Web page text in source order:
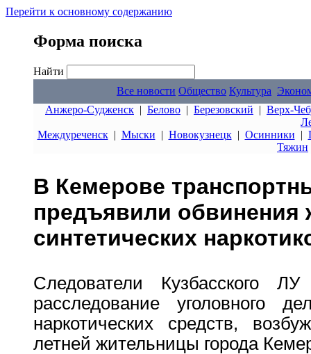
Перейти к основному содержанию
Форма поиска
Найти
Все новости Общество Культура
Анжеро-Судженск | Белово | Березовский | Верх-
Междуреченск| Мыски | Новокузнецк| Осинники |
Тяжин
В Кемерове
предъявили обвинения
синтетических
Следователи Кузбасского
расследование уголовного
наркотических средств,
летней жительницы города